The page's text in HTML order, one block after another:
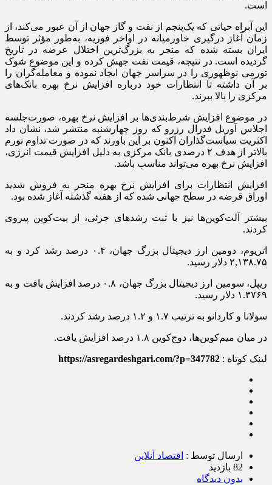
است.
این آبراه حیاتی که یک‌پنجم از نفت و گاز جهان از آن عبور می‌کند، از
زمان آغاز درگیری خاورمیانه در اواخر فوریه، به‌طور مؤثر توسط
ایران بسته شده که منجر به بزرگ‌ترین اختلال عرضه در تاریخ
گردیده است. در نتیجه، قیمت نفت جهش کرده و این موضوع شوک
تورمی نوظهوری را در سراسر جهان ایجاد نموده و معامله‌گران را
بر آن داشته تا انتظارات خود درباره افزایش نرخ بهره بانک‌های
مرکزی را بالا ببرند.
در موضوع افزایش شرط‌بندی‌ها بر افزایش نرخ بهره، صورت‌جلسه
اجلاس آوریل فدرال رزرو که روز چهارشنبه منتشر شد، نشان داد
اکثریت سیاست‌گذاران اکنون بر این باورند که در صورت تداوم تورم
بالاتر از هدف ۲ درصدی بانک مرکزی به دلیل افزایش قیمت انرژی،
افزایش نرخ بهره می‌تواند مناسب باشد.
افزایش انتظارات برای افزایش نرخ بهره منجر به فروش شدید
اوراق قرضه در سطح جهانی شده که از هفته گذشته آغاز شده بود.
بیشتر آلت‌کوین‌ها نیز با ثبت رشدهای جزئی، از بیت‌کوین پیروی
کردند.
اتریوم، دومین ارز دیجیتال بزرگ جهان، ۰.۴ درصد رشد کرد و به
۲,۱۳۸.۷۵ دلار رسید.
ریپل، سومین ارز دیجیتال بزرگ جهان، ۰.۸ درصد افزایش یافت و به
۱.۳۷۶۹ دلار رسید.
سولانا و کاردانو به ترتیب ۱.۷ و ۱.۲ درصد رشد کردند.
در میان میم‌کوین‌ها، دوج‌کوین ۱.۸ درصد افزایش یافت.
لینک کوتاه : https://asregardeshgari.com/?p=347782
ارسال توسط : اقتصاد آنلاین
82 بازدید
بدون دیدگاه